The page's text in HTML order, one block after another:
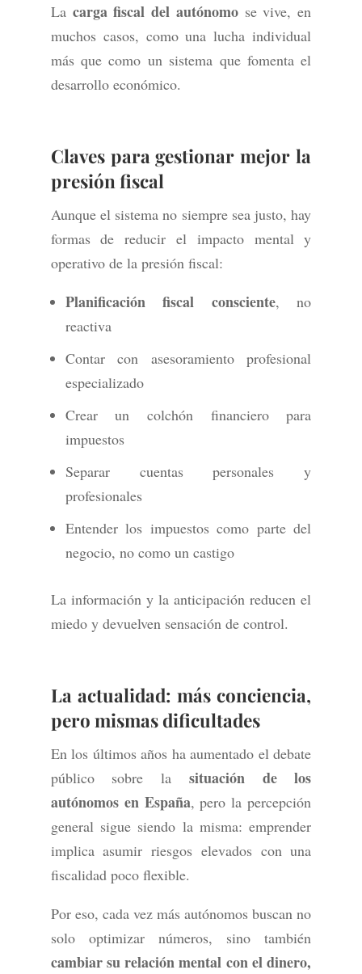
La carga fiscal del autónomose vive, en
muchos casos, como una lucha individual
más que como un sistema que fomenta el
desarrollo económico.
Claves para gestionar mejor la
presión fiscal
Aunque el sistema no siempre sea justo, hay
formas de reducir el impacto mental y
operativo de la presión fiscal:
Planificación fiscal consciente, no
reactiva
Contar con asesoramiento profesional
especializado
Crear un colchón financiero para
impuestos
Separar cuentas personales y
profesionales
Entender los impuestos como parte del
negocio, no como un castigo
La información y la anticipación reducen el
miedo y devuelven sensación de control.
La actualidad: más conciencia,
pero mismas dificultades
En los últimos años ha aumentado el debate
público sobre la situación de los
autónomos en España, pero la percepción
general sigue siendo la misma: emprender
implica asumir riesgos elevados con una
fiscalidad poco flexible.
Por eso, cada vez más autónomos buscan no
solo optimizar números, sino también
cambiar su relación mental con el dinero,